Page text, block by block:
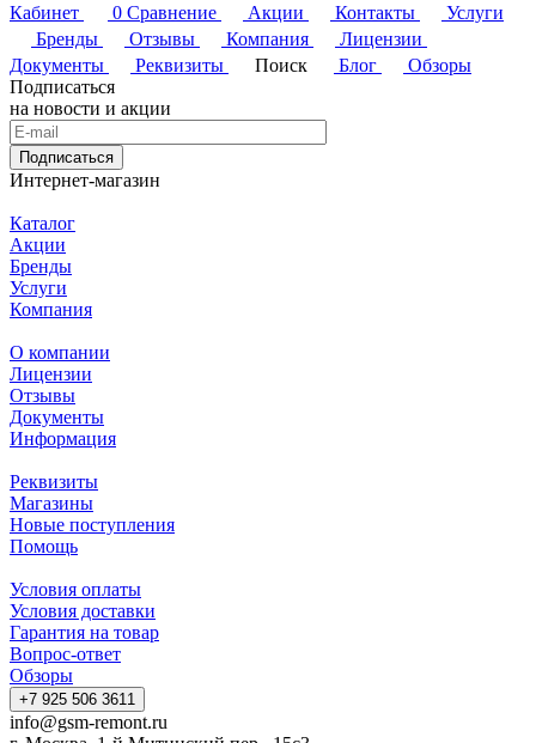
Кабинет
0 Сравнение Акции Контакты
Услуги
Бренды
Отзывы Компания
Лицензии
Документы
Реквизиты Поиск Блог
Обзоры
Подписаться
на новости и акции
Подписаться
Интернет-магазин
Каталог
Акции
Бренды
Услуги
Компания
О компании
Лицензии
Отзывы
Документы
Информация
Реквизиты
Магазины
Новые поступления
Помощь
Условия оплаты
Условия доставки
Гарантия на товар
Вопрос-ответ
Обзоры
+7 925 506 3611
info@gsm-remont.ru